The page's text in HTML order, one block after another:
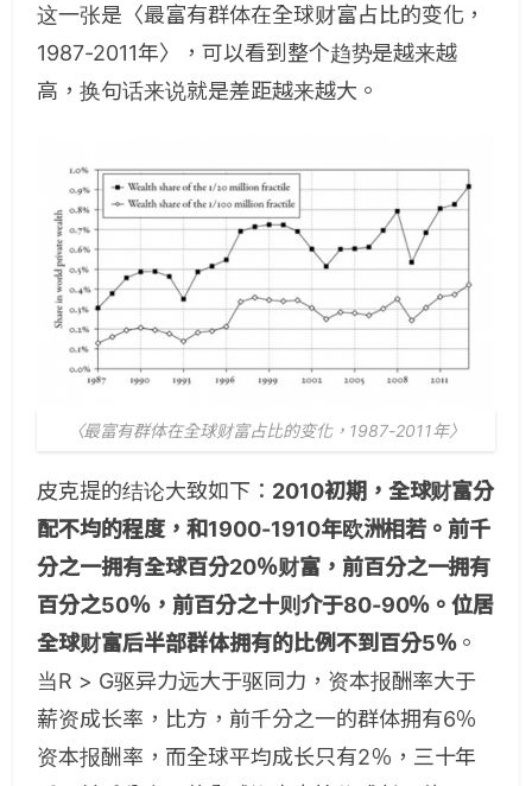
这一张是〈最富有群体在全球财富占比的变化，
1987-2011年〉，可以看到整个趋势是越来越
高，换句话来说就是差距越来越大。
〈最富有群体在全球财富占比的变化，1987-2011年〉
皮克提的结论大致如下： 2010初期，全球财富分
配不均的程度，和1900-1910年欧洲相若。前千
分之一拥有全球百分20％财富，前百分之一拥有
百分之50％，前百分之十则介于80-90％。位居
全球财富后半部群体拥有的比例不到百分5％。
当R > G驱异力远大于驱同力，资本报酬率大于
薪资成长率，比方，前千分之一的群体拥有6％
资本报酬率，而全球平均成长只有2％，三十年